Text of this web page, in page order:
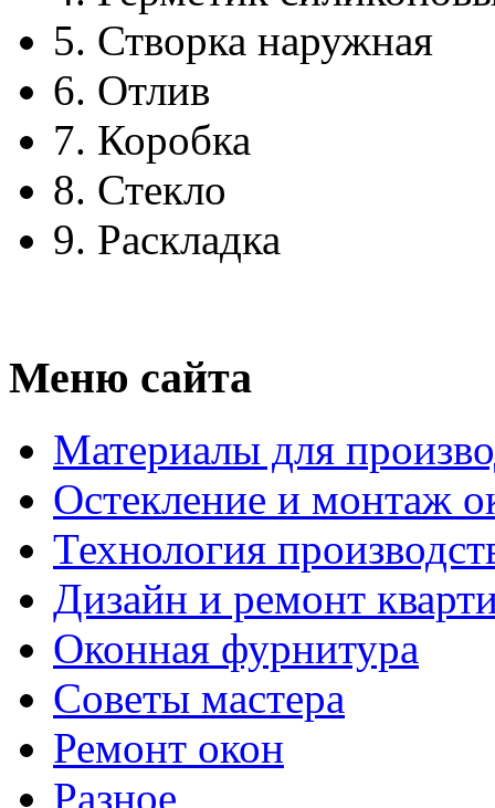
5. Створка наружная
6. Отлив
7. Коробка
8. Стекло
9. Раскладка
Меню сайта
Материалы для
Остекление и монтаж
Технология
Дизайн и ремонт
Оконная фурнитура
Советы мастера
Ремонт окон
Разное